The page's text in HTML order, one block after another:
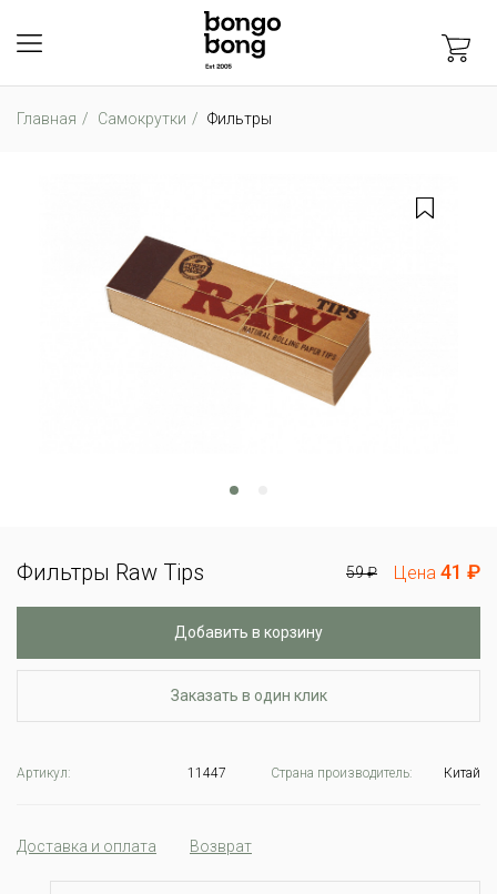
Главная Самокрутки Фильтры
Фильтры Raw Tips 59 ₽ Цена 41 ₽
Добавить в корзину
Заказать в один клик
Артикул: 11447 Страна производитель: Китай
Доставка и оплата Возврат